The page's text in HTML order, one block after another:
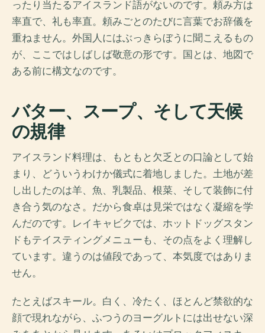
ったり当たるアイスランド語がないのです。頼み方は
率直で、礼も率直。頼みごとのたびに言葉でお辞儀を
重ねません。外国人にはぶっきらぼうに聞こえるもの
が、ここではしばしば敬意の形です。国とは、地図で
ある前に構文なのです。
バター、スープ、そして天候
の規律
アイスランド料理は、もともと欠乏との口論として始
まり、どういうわけか儀式に着地しました。土地が差
し出したのは羊、魚、乳製品、根菜、そして装飾に付
き合う気のなさ。だから食卓は見栄ではなく凝縮を学
んだのです。レイキャビクでは、ホットドッグスタン
ドもテイスティングメニューも、その点をよく理解し
ています。違うのは値段であって、本気度ではありま
せん。
たとえばスキール。白く、冷たく、ほとんど禁欲的な
顔で現れながら、ふつうのヨーグルトには出せない深